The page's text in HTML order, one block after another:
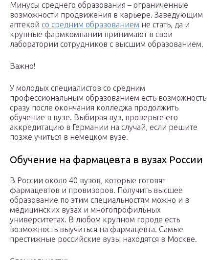
Минусы среднего образования – ограниченные
возможности продвижения в карьере. Заведующим
аптекой со средним образованием не стать, да и
крупные фармкомпании принимают в свои
лаборатории сотрудников с высшим образованием.
Важно!
У молодых специалистов со средним
профессиональным образованием есть возможность
сразу после окончания колледжа продолжить
обучение в вузе. Выбирая вуз, проверьте его
аккредитацию в Германии на случай, если решите
позже учиться в немецком вузе.
Обучение на фармацевта в вузах России
В России около 40 вузов, которые готовят
фармацевтов и провизоров. Получить высшее
образование по этим специальностям можно и в
медицинских вузах и многопрофильных
университетах. В любом крупном городе есть
возможность выучиться на фармацевта. Самые
престижные российские вузы находятся в Москве.